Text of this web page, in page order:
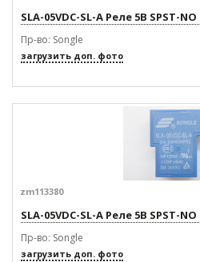
SLA-05VDC-SL-A Реле 5В SPST-
Пр-во: Songle
загрузить доп. фото
zm113380
SLA-05VDC-SL-A Реле 5В SPST-
Пр-во: Songle
загрузить доп. фото